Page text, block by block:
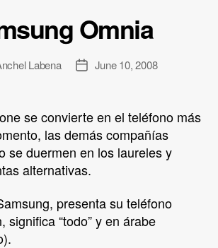
Omnia
Labena
PostJune 10, 2008
se convierte en el teléfono más
las demás compañías
se duermen en los laureles y
alternativas.
presenta su teléfono
significa “todo” y en árabe